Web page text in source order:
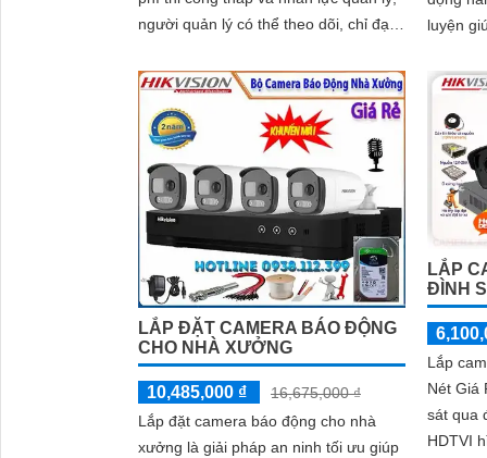
người quản lý có thể theo dõi, chỉ đạo
cả khi không có ở đó.
luyện
LẮP ĐẶT CAMERA BÁO ĐỘNG
CHO NHÀ XƯỞNG
10,485,000 ₫
16,675,000 ₫
Lắp đặt camera báo động cho nhà
xưởng là giải pháp an ninh tối ưu giúp
LẮP
ĐÌNH
Lắp
Nét Giá
sát qua
HDTVI